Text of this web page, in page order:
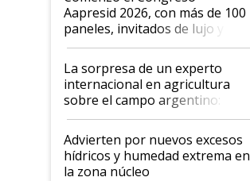
las mismas cosas de hace 50
años"
Aapresid 2026, con más de 100
paneles, invitados de lujo y
todas las tendencias
La sorpresa de un experto
internacional en agricultura
sobre el campo argentino:
"Estoy muy impresionado"
Advierten por nuevos excesos
hídricos y humedad extrema en
la zona núcleo